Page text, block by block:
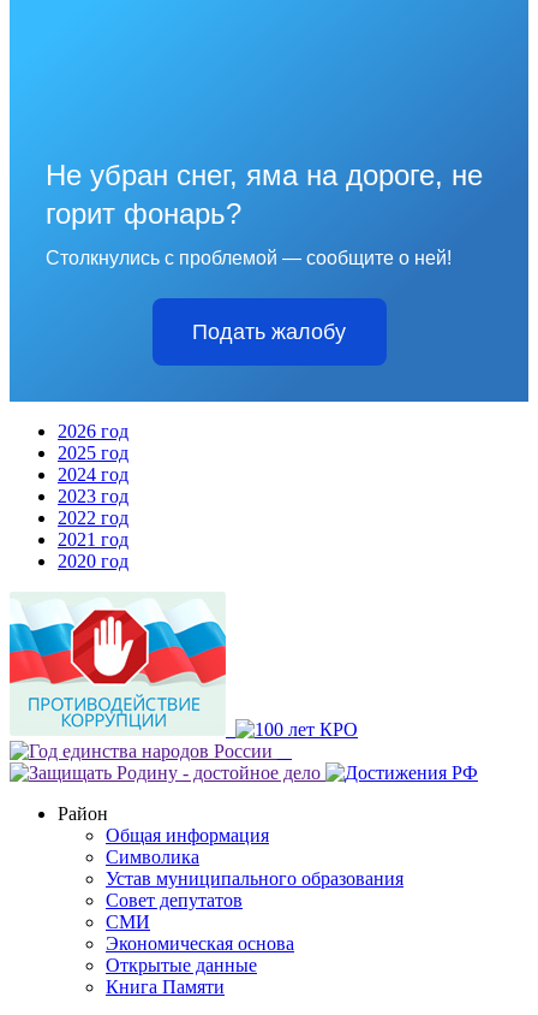
Не убран снег, яма на дороге, не
горит фонарь?
Столкнулись с проблемой — сообщите о ней!
Подать жалобу
2026 год
2025 год
2024 год
2023 год
2022 год
2021 год
2020 год
Район
Общая информация
Символика
Устав муниципального образования
Совет депутатов
СМИ
Экономическая основа
Открытые данные
Книга Памяти